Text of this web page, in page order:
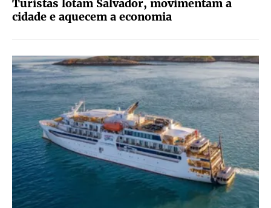
Turistas lotam Salvador, movimentam a
cidade e aquecem a economia